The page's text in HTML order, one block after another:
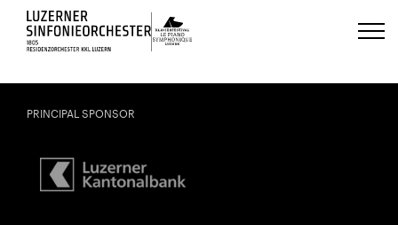
Luzerns Klavierfestival «Le Piano
PRINCIPAL SPONSOR